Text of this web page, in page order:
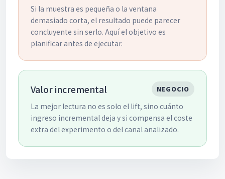
Si la muestra es pequeña o la ventana
demasiado corta, el resultado puede parecer
concluyente sin serlo. Aquí el objetivo es
planificar antes de ejecutar.
Valor incremental NEGOCIO
La mejor lectura no es solo el lift, sino cuánto
ingreso incremental deja y si compensa el coste
extra del experimento o del canal analizado.